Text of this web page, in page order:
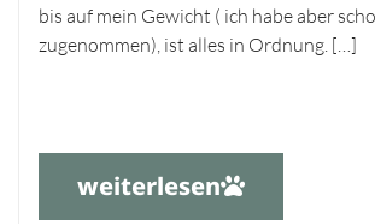
bis auf mein Gewicht ( ich habe aber
zugenommen), ist alles in Ordnung. […]
weiterlesen